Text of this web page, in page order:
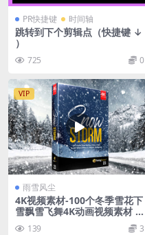
PR快捷键 时间轴
跳转到下个剪辑点（快捷键 ↓
）
725 0
VIP
雨雪风尘
4K视频素材-100个冬季雪花下
雪飘雪飞舞4K动画视频素材 B
BV23 – Snow Storm
139 3